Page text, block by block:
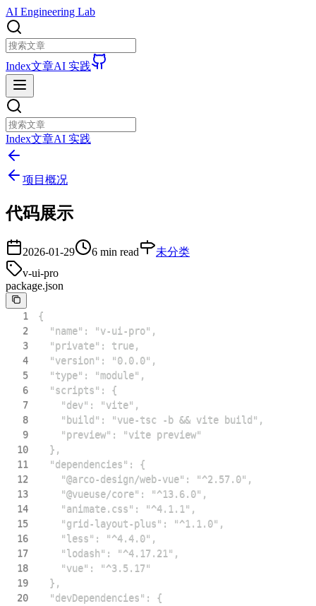
AI Engineering Lab
Index文章AI 实践
Index文章AI 实践
项目概况
代码展示
2026-01-29 6 min read
未分类
v-ui-pro
package.json
1
2
3
4
5
6
7
8
9
10
11
12
13
14
15
16
17
18
19
20